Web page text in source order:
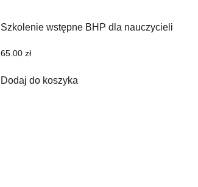
Szkolenie wstępne BHP dla nauczycieli
65.00 zł
Dodaj do koszyka